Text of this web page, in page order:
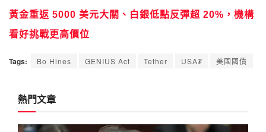
黃金重返 5000 美元大關、白銀低點反彈超 20%，機構
看好挑戰更高價位
Tags: Bo Hines GENIUS Act Tether USA₮ 美國國債
熱門文章